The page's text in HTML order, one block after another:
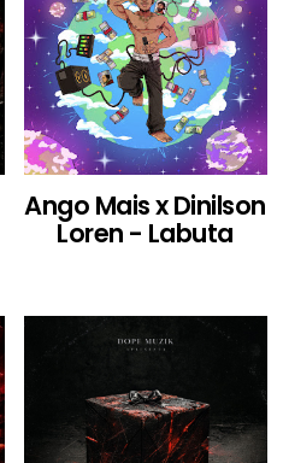
Ango Mais x Dinilson
Loren - Labuta